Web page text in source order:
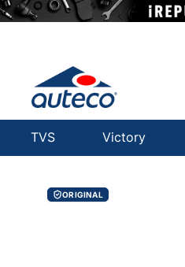
TVS Victory
ORIGINAL